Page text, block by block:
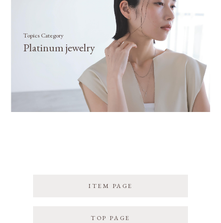
Topics Category
Platinum jewelry
ITEM PAGE
TOP PAGE